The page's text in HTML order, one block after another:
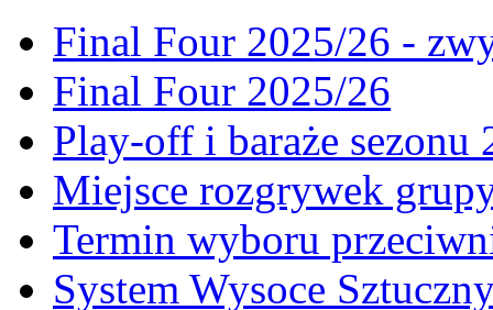
Final Four 2025/26 -
Final Four 2025/26
Play-off i baraże sezonu
Miejsce rozgrywek
Termin wyboru
System Wysoce